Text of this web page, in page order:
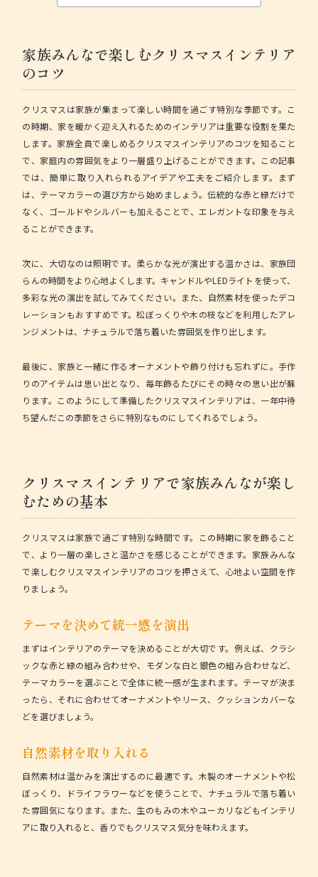
家族みんなで楽しむクリスマスインテリア
のコツ
クリスマスは家族が集まって楽しい時間を過ごす特別な季節です。こ
の時期、家を暖かく迎え入れるためのインテリアは重要な役割を果た
します。 家族全員で楽しめるクリスマスインテリアのコツを知ること
で、家庭内の雰囲気をより一層盛り上げることができます。この記事
では、簡単に取り入れられるアイデアや工夫をご紹介します。まず
は、テーマカラーの選び方から始めましょう。伝統的な赤と緑だけで
なく、ゴールドやシルバーも加えることで、エレガントな印象を与え
ることができます。
次に、大切なのは照明です。 柔らかな光が演出する温かさ は、家族団
らんの時間をより心地よくします。キャンドルやLEDライトを使って、
多彩な光の演出を試してみてください。また、自然素材を使ったデコ
レーションもおすすめです。松ぼっくりや木の枝などを利用したアレ
ンジメントは、ナチュラルで落ち着いた雰囲気を作り出します。
最後に、家族と一緒に作るオーナメントや飾り付けも忘れずに。手作
りのアイテムは思い出となり、毎年飾るたびにその時々の思い出が蘇
ります。このようにして準備したクリスマスインテリアは、一年中待
ち望んだこの季節をさらに特別なものにしてくれるでしょう。
クリスマスインテリアで家族みんなが楽し
むための基本
クリスマスは家族で過ごす特別な時間です。この時期に家を飾ること
で、より一層の楽しさと温かさを感じることができます。 家族みんな
で楽しむクリスマスインテリアのコツを押さえて、心地よい空間を作
りましょう。
テーマを決めて統一感を演出
まずはインテリアのテーマを決めることが大切です。例えば、クラシ
ックな赤と緑の組み合わせや、モダンな白と銀色の組み合わせなど、
テーマカラーを選ぶことで全体に統一感が生まれます。テーマが決ま
ったら、それに合わせてオーナメントやリース、クッションカバーな
どを選びましょう。
自然素材を取り入れる
自然素材は温かみを演出するのに最適です。木製のオーナメントや松
ぼっくり、ドライフラワーなどを使うことで、ナチュラルで落ち着い
た雰囲気になります。また、生のもみの木やユーカリなどもインテリ
アに取り入れると、香りでもクリスマス気分を味わえます。